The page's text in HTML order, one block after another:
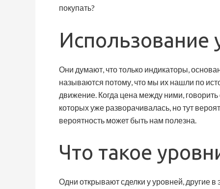
покупать?
Использование
Они думают, что только индикаторы,
называются потому, что мы их нашли по
движение. Когда цена между ними,
которых уже разворачивалась, но тут
вероятность может быть нам полезна.
Что такое
Одни открывают сделки у уровней, другие